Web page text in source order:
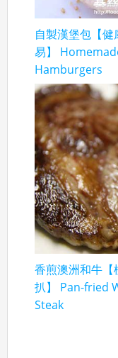
自製漢堡包【健
易】
Hamburgers
香煎澳洲和牛【
扒】 Pan-fried
Steak